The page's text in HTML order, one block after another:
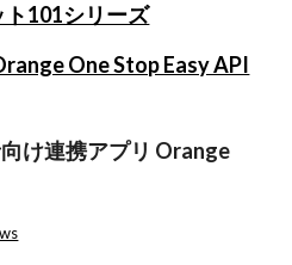
ト101シリーズ
One Stop Easy API
け連携アプリ Orange